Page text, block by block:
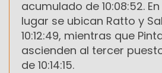
acumulado de 10:08:52.
lugar se ubican Ratto y
10:12:49, mientras que
ascienden al tercer
de 10:14:15.